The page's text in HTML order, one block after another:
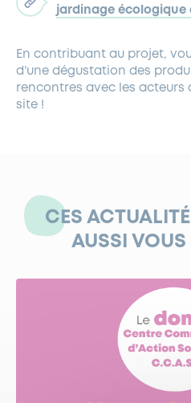
jardinage écologique
En contribuant au projet,
d’une dégustation des
rencontres avec les acteurs
site !
CES
AUSSI VOUS